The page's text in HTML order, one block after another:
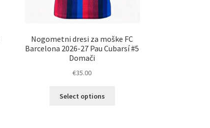
Nogometni dresi za moške FC
Barcelona 2026-27 Pau Cubarsí #5
Domači
€35.00
Select options